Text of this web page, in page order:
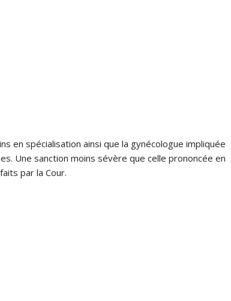
en spécialisation ainsi que la gynécologue impliquée
Une sanction moins sévère que celle prononcée en
par la Cour.